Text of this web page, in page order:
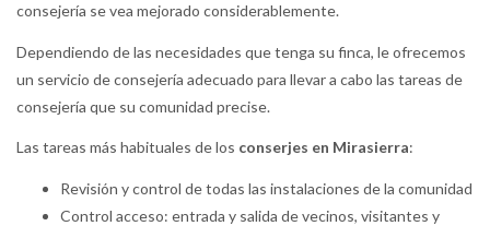
consejería se vea mejorado considerablemente.
Dependiendo de las necesidades que tenga su finca, le ofrecemos
un servicio de consejería adecuado para llevar a cabo las tareas de
consejería que su comunidad precise.
Las tareas más habituales de los conserjes en Mirasierra:
Revisión y control de todas las instalaciones de la comunidad
Control acceso: entrada y salida de vecinos, visitantes y